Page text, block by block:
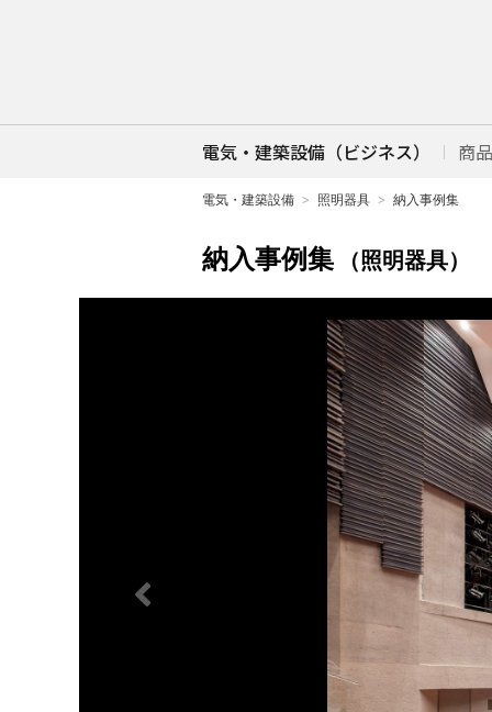
電気・建築設備（ビジネス） 商
電気・建築設備 照明器具 納入事例集
納入事例集 （照明器具）